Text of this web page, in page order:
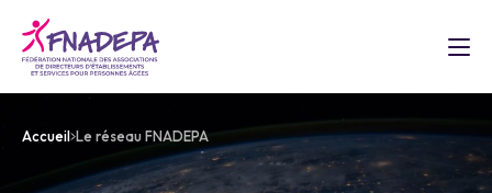
Accueil Le réseau FNADEPA